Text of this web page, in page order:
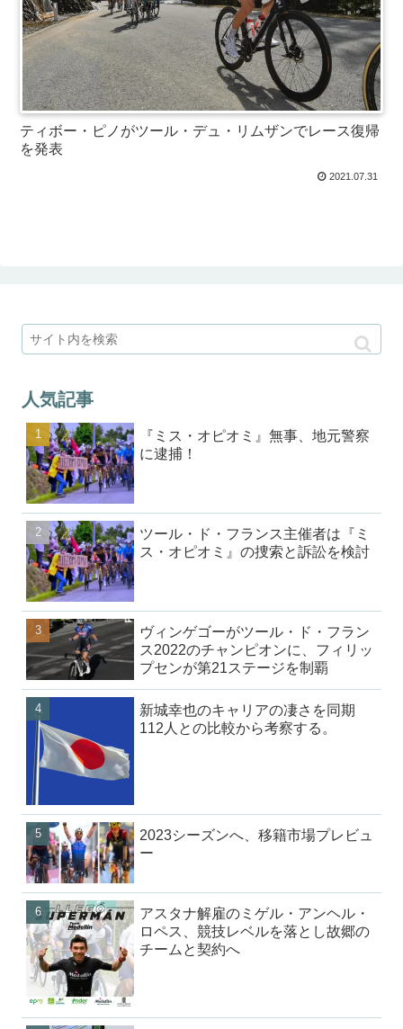
ティボー・ピノがツール・デュ・リムザンでレース復帰
を発表
2021.07.31
人気記事
『ミス・オピオミ』無事、地元警察
に逮捕！
ツール・ド・フランス主催者は『ミ
ス・オピオミ』の捜索と訴訟を検討
ヴィンゲゴーがツール・ド・フラン
ス2022のチャンピオンに、フィリッ
プセンが第21ステージを制覇
新城幸也のキャリアの凄さを同期
112人との比較から考察する。
2023シーズンへ、移籍市場プレビュ
ー
アスタナ解雇のミゲル・アンヘル・
ロペス、競技レベルを落とし故郷の
チームと契約へ